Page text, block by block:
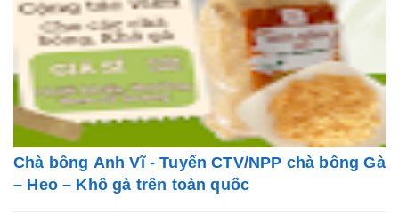
Chà bông Anh Vĩ - Tuyển CTV/NPP chà bông Gà
– Heo – Khô gà trên toàn quốc